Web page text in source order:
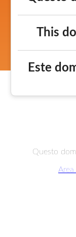
This
Este
Questo